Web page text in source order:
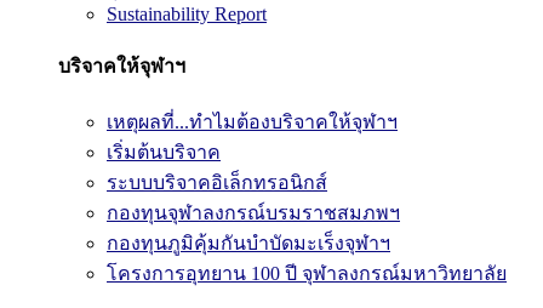
Sustainability Report
บริจาคให้จุฬาฯ
เหตุผลที่...ทำไมต้องบริจาคให้จุฬาฯ
เริ่มต้นบริจาค
ระบบบริจาคอิเล็กทรอนิกส์
กองทุนจุฬาลงกรณ์บรมราชสมภพฯ
กองทุนภูมิคุ้มกันบำบัดมะเร็งจุฬาฯ
โครงการอุทยาน 100 ปี จุฬาลงกรณ์มหาวิทยาลัย